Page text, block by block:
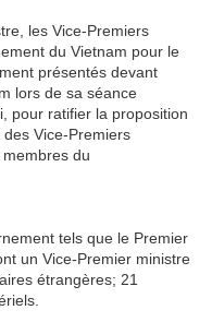
les Vice-Premiers
du Vietnam pour le
présentés devant
lors de sa séance
pour ratifier la proposition
Vice-Premiers
du
tels que le Premier
un Vice-Premier ministre
étrangères; 21